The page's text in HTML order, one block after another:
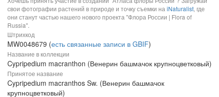
свои фотографии растений в природе и точку съемки на iNaturalist, где
они станут частью нашего нового проекта "Флора России | Flora of
Russia".
Штрихкод
MW0048679 (есть связанные записи в GBIF)
Название в коллекции
Cypripedium macranthon (Венерин башмачок крупноцветковый)
Принятое название
Cypripedium macranthos Sw. (Венерин башмачок
крупноцветковый)